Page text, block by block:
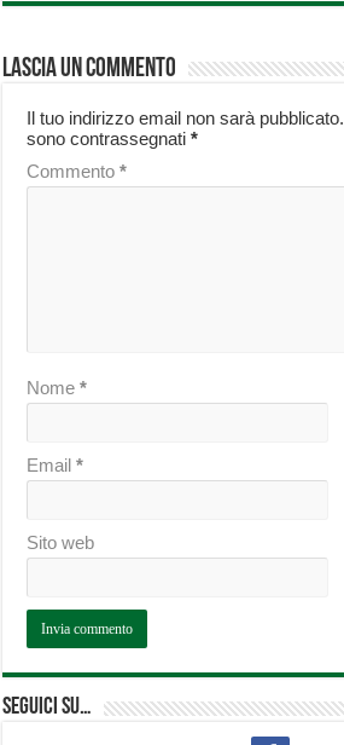
Lascia un commento
Il tuo indirizzo email non sarà pubblicato.
sono contrassegnati*
Commento*
Nome*
Email*
Sito web
Seguici su…